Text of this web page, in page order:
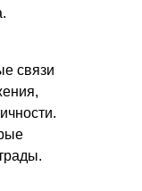
связи